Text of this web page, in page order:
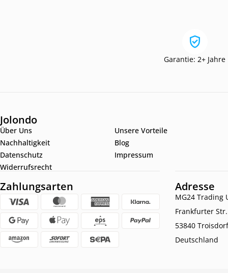
Garantie: 2+ Jahre
Jolondo
Über Uns
Unsere Vorteile
Nachhaltigkeit
Blog
Datenschutz
Impressum
Widerrufsrecht
Zahlungsarten Adresse
MG24 Trading
Frankfurter
53840 Troisdorf
Deutschland